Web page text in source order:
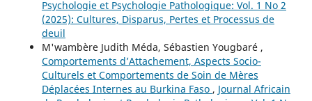
Psychologie et Psychologie Pathologique: Vol. 1 No 2
(2025): Cultures, Disparus, Pertes et Processus de
deuil
M'wambère Judith Méda, Sébastien Yougbaré ,
Comportements d’Attachement, Aspects Socio-
Culturels et Comportements de Soin de Mères
Déplacées Internes au Burkina Faso , Journal Africain